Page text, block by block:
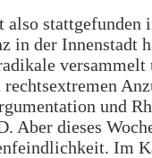
also
in der Innenstadt
rechtsextremen
und
Aber dieses
Im